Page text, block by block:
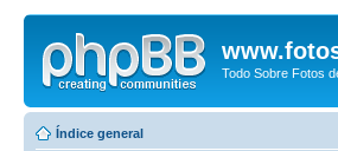
Todo Sobre Fotos
Índice general